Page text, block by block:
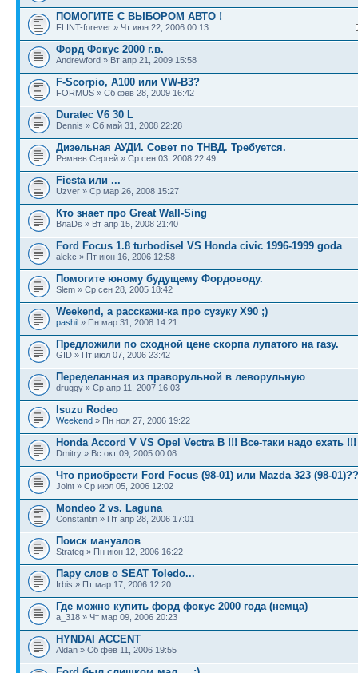
ПОМОГИТЕ С ВЫБОРОМ АВТО !
FLINT-forever » Чт июн 22, 2006 00:13
Форд Фокус 2000 г.в.
Andrewford » Вт апр 21, 2009 15:58
F-Scorpio, A100 или VW-B3?
FORMUS » Сб фев 28, 2009 16:42
Duratec V6 30 L
Dennis » Сб май 31, 2008 22:28
Дизельная АУДИ. Совет по ТНВД. Требуется.
Ремнев Сергей » Ср сен 03, 2008 22:49
Fiesta или ...
Uzver » Ср мар 26, 2008 15:27
Кто знает про Great Wall-Sing
ВлаDs » Вт апр 15, 2008 21:40
Ford Focus 1.8 turbodisel VS Honda civic 1996-1999 goda
alekc » Пт июн 16, 2006 12:58
Помогите юному будущему Фордоводу.
Slem » Ср сен 28, 2005 18:42
Weekend, а расскажи-ка про сузуку X90 ;)
pashil » Пн мар 31, 2008 14:21
Предложили по сходной цене скорпа лупатого на газу.
GID » Пт июл 07, 2006 23:42
Переделанная из праворульной в леворульную
druggy » Ср апр 11, 2007 16:03
Isuzu Rodeo
Weekend » Пн ноя 27, 2006 19:22
Honda Accord V VS Opel Vectra B !!! Все-таки надо ехать !!!
Dmitry » Вс окт 09, 2005 00:08
Что приобрести Ford Focus (98-01) или Mazda 323 (98-
Joint » Ср июл 05, 2006 12:02
Mondeo 2 vs. Laguna
Constantin » Пт апр 28, 2006 17:01
Поиск мануалов
Strateg » Пн июн 12, 2006 16:22
Пару слов о SEAT Toledo...
Irbis » Пт мар 17, 2006 12:20
Где можно купить форд фокус 2000 года (немца)
a_318 » Чт мар 09, 2006 20:23
HYNDAI ACCENT
Aldan » Сб фев 11, 2006 19:55